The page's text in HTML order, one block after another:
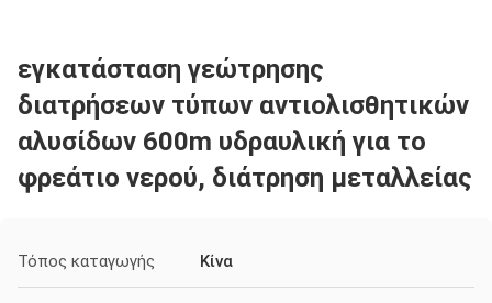
εγκατάσταση γεώτρησης
διατρήσεων τύπων αντιολισθητικών
αλυσίδων 600m υδραυλική για το
φρεάτιο νερού, διάτρηση μεταλλείας
Τόπος καταγωγής Κίνα